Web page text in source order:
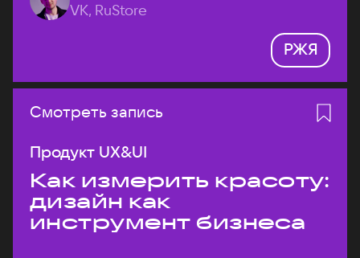
VK, RuStore
РЖЯ
Смотреть запись
Продукт UX&UI
Как измерить красоту:
дизайн как
инструмент бизнеса